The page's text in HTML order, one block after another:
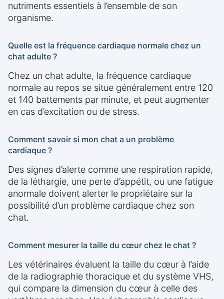
nutriments essentiels à l’ensemble de son
organisme.
Quelle est la fréquence cardiaque normale chez un
chat adulte ?
Chez un chat adulte, la fréquence cardiaque
normale au repos se situe généralement entre 120
et 140 battements par minute, et peut augmenter
en cas d’excitation ou de stress.
Comment savoir si mon chat a un problème
cardiaque ?
Des signes d’alerte comme une respiration rapide,
de la léthargie, une perte d’appétit, ou une fatigue
anormale doivent alerter le propriétaire sur la
possibilité d’un problème cardiaque chez son
chat.
Comment mesurer la taille du cœur chez le chat ?
Les vétérinaires évaluent la taille du cœur à l’aide
de la radiographie thoracique et du système VHS,
qui compare la dimension du cœur à celle des